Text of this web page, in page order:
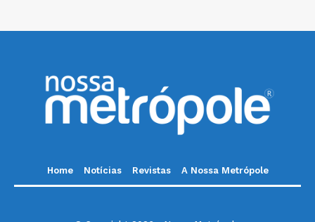
Home Notícias Revistas A Nossa Metrópole